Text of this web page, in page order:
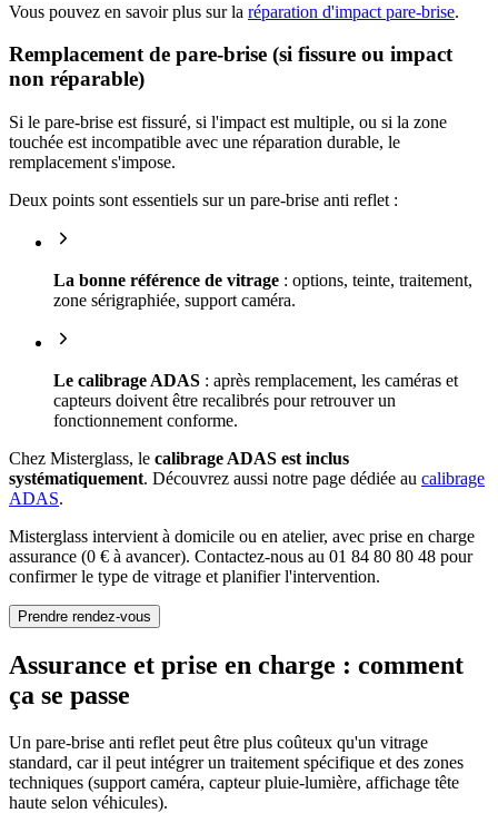
Vous pouvez en savoir plus sur la réparation d'impact pare-brise.
Remplacement de pare-brise (si fissure ou impact
non réparable)
Si le pare-brise est fissuré, si l'impact est multiple, ou si la zone
touchée est incompatible avec une réparation durable, le
remplacement s'impose.
Deux points sont essentiels sur un pare-brise anti reflet :
La bonne référence de vitrage : options, teinte, traitement,
zone sérigraphiée, support caméra.
Le calibrage ADAS : après remplacement, les caméras et
capteurs doivent être recalibrés pour retrouver un
fonctionnement conforme.
Chez Misterglass, le calibrage ADAS est inclus
systématiquement. Découvrez aussi notre page dédiée au calibrage
ADAS.
Misterglass intervient à domicile ou en atelier, avec prise en charge
assurance (0 € à avancer). Contactez-nous au 01 84 80 80 48 pour
confirmer le type de vitrage et planifier l'intervention.
Prendre rendez-vous
Assurance et prise en charge : comment
ça se passe
Un pare-brise anti reflet peut être plus coûteux qu'un vitrage
standard, car il peut intégrer un traitement spécifique et des zones
techniques (support caméra, capteur pluie-lumière, affichage tête
haute selon véhicules).